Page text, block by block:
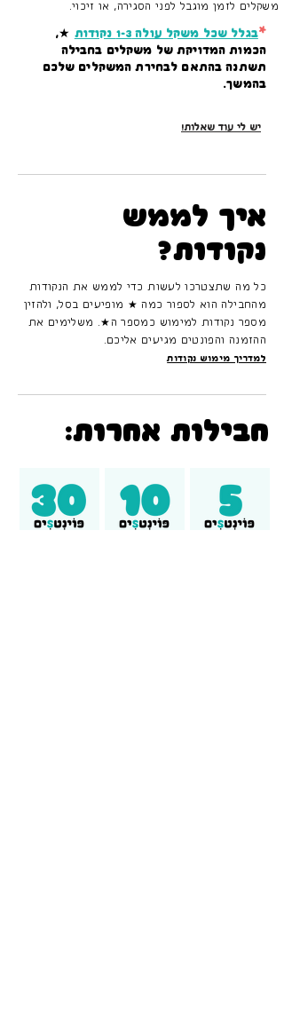
משקלים לזמן מוגבל לפני הסגירה, או זיכוי.
*בגלל שכל משקל עולה 1-3 נקודות
★,
הכמות המדויקת של משקלים בחבילה
תשתנה בהתאם לבחירת המשקלים שלכם
בהמשך.
יש לי עוד שאלות!
איך לממש
נקודות?
כל מה שתצטרכו לעשות כדי לממש את הנקודות
מהחבילה הוא לספור כמה ★ מופיעים בסל, ולהזין
מספר נקודות למימוש כמספר ה★. משלימים את
ההזמנה והפונטים מגיעים אליכם.
למדריך מימוש נקודות
חבילות אחרות: